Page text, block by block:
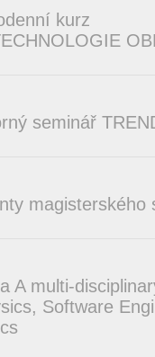
kurz
seminář
magisterského
A multi-
Software